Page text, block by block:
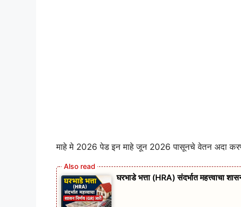
माहे मे 2026 पेड इन माहे जून 2026 पासूनचे वेतन अदा
घरभाडे भत्ता (HRA) संदर्भात महत्त्वाचा